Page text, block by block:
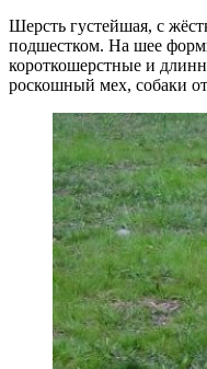
Шерсть густейшая, с
подшестком. На шее
короткошерстные и
роскошный мех, собаки